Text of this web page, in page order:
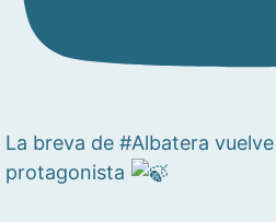
La breva de #Albatera
protagonista